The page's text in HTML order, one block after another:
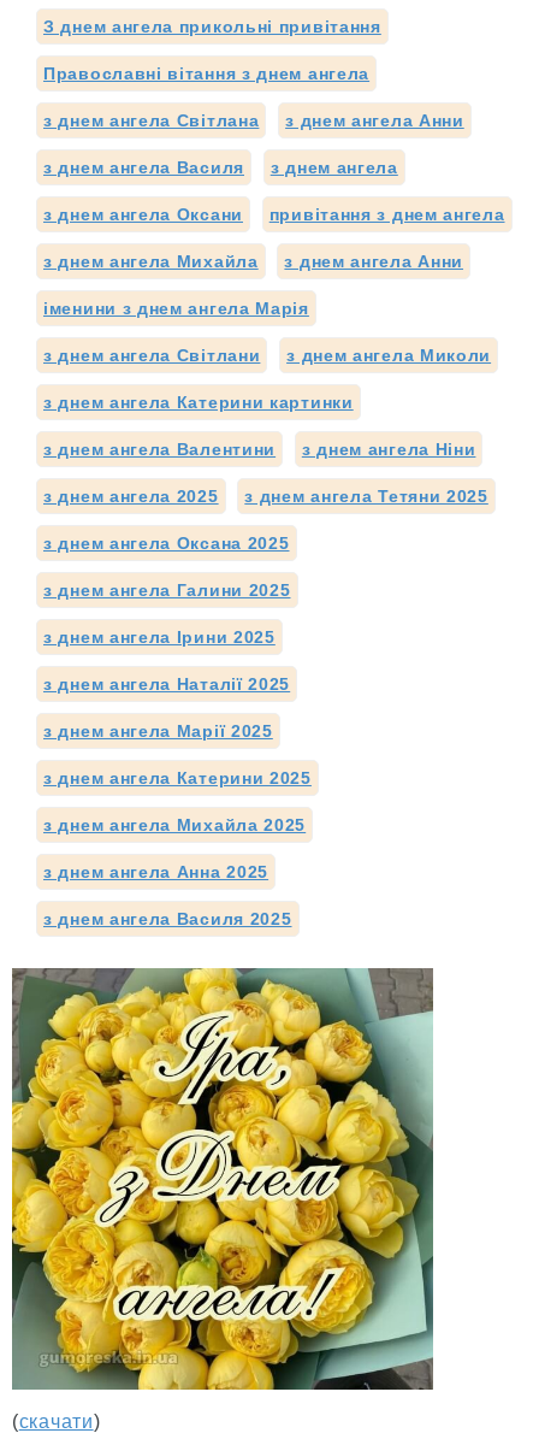
З днем ангела прикольні привітання
Православні вітання з днем ангела
з днем ангела Світлана з днем ангела Анни
з днем ангела Василя з днем ангела
з днем ангела Оксани привітання з днем ангела
з днем ангела Михайла з днем ангела Анни
іменини з днем ангела Марія
з днем ангела Світлани з днем ангела Миколи
з днем ангела Катерини картинки
з днем ангела Валентини з днем ангела Ніни
з днем ангела 2025 з днем ангела Тетяни 2025
з днем ангела Оксана 2025
з днем ангела Галини 2025
з днем ангела Ірини 2025
з днем ангела Наталії 2025
з днем ангела Марії 2025
з днем ангела Катерини 2025
з днем ангела Михайла 2025
з днем ангела Анна 2025
з днем ангела Василя 2025
(скачати)